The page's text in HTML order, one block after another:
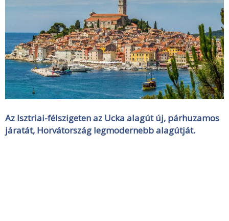
Az Isztriai-félszigeten az Ucka alagút új, párhuzamos
járatát, Horvátország legmodernebb alagútját.